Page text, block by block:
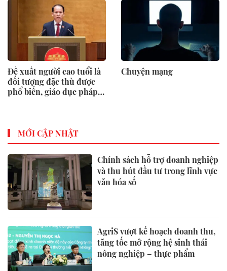
Đề xuất người cao tuổi là
đối tượng đặc thù được
phổ biến, giáo dục pháp
Chuyện mạng
MỚI CẬP NHẬT
Chính sách hỗ trợ doanh nghiệp
và thu hút đầu tư trong lĩnh vực
văn hóa số
AgriS vượt kế hoạch doanh thu,
tăng tốc mở rộng hệ sinh thái
nông nghiệp – thực phẩm